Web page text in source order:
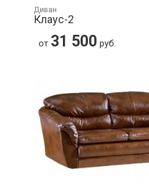
Диван
Клаус-2
от 31 500 руб.